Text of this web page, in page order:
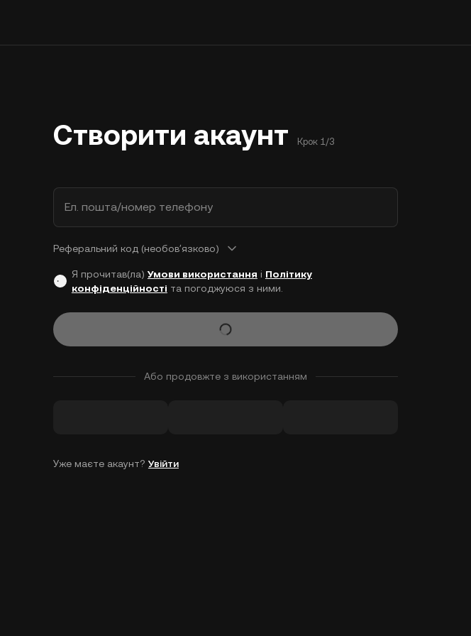
Створити акаунт Крок 1/3
Ел. пошта/номер телефону
Реферальний код (необовʼязково)
Я прочитав(ла) Умови використання і Політику
конфіденційності та погоджуюся з ними.
Або продовжте з використанням
Уже маєте акаунт? Увійти